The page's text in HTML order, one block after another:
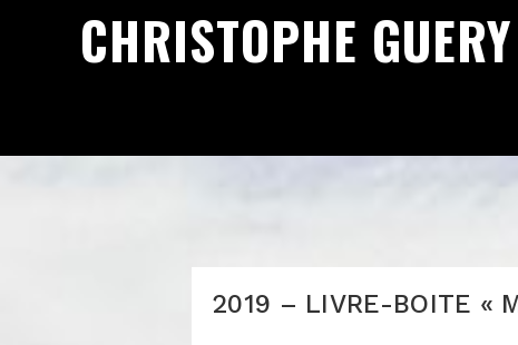
CHRISTOPHE
2019 – LIVRE-BOITE «